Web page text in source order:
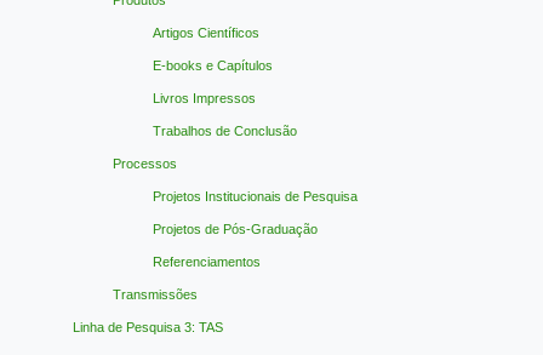
Artigos Científicos
E-books e Capítulos
Livros Impressos
Trabalhos de Conclusão
Processos
Projetos Institucionais de Pesquisa
Projetos de Pós-Graduação
Referenciamentos
Transmissões
Linha de Pesquisa 3: TAS